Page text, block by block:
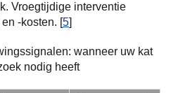
Vroegtijdige interventie
-kosten. [5]
wanneer uw kat
nodig heeft